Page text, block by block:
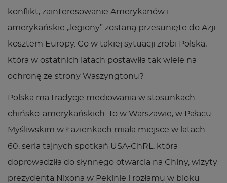
konflikt, zainteresowanie Amerykanów i
amerykańskie „legiony” zostaną przesunięte do Azji
kosztem Europy. Co w takiej sytuacji zrobi Polska,
która w ostatnich latach postawiła tak wiele na
ochronę ze strony Waszyngtonu?
Polska ma tradycje mediowania w stosunkach
chińsko-amerykańskich. To w Warszawie, w Pałacu
Myśliwskim w Łazienkach miała miejsce w latach
60. seria tajnych spotkań USA-ChRL, która
doprowadziła do słynnego otwarcia na Chiny, wizyty
prezydenta Nixona w Pekinie i rozłamu w bloku